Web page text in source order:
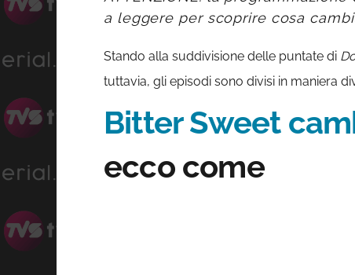
a leggere per scoprire cosa
Stando alla suddivisione delle puntate di
tuttavia, gli episodi sono divisi in maniera
Bitter Sweet
ecco come